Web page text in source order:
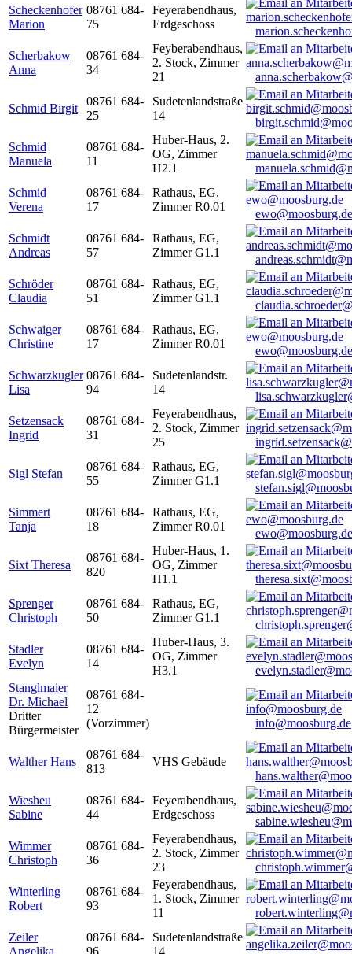
Scheckenhofer
Marion
08761 684-
75
Feyerabendhaus,
Erdgeschoss
Scherbakow
Anna
08761 684-
34
Feyberabendhaus,
2. Stock, Zimmer
21
Schmid Birgit
08761 684-
25
Sudetenlandstraße
14
Schmid
Manuela
08761 684-
11
Huber-Haus, 2.
OG, Zimmer
H2.1
Schmid
Verena
08761 684-
17
Rathaus, EG,
Zimmer R0.01
ewo@moosburg.de
Schmidt
Andreas
08761 684-
57
Rathaus, EG,
Zimmer G1.1
Schröder
Claudia
08761 684-
51
Rathaus, EG,
Zimmer G1.1
Schwaiger
Christine
08761 684-
17
Rathaus, EG,
Zimmer R0.01
ewo@moosburg.de
Schwarzkugler
Lisa
08761 684-
94
Sudetenlandstr.
14
Setzensack
Ingrid
08761 684-
31
Feyerabendhaus,
2. Stock, Zimmer
25
Sigl Stefan
08761 684-
55
Rathaus, EG,
Zimmer G1.1
Simmert
Tanja
08761 684-
18
Rathaus, EG,
Zimmer R0.01
ewo@moosburg.de
Sixt Theresa
08761 684-
820
Huber-Haus, 1.
OG, Zimmer
H1.1
Sprenger
Christoph
08761 684-
50
Rathaus, EG,
Zimmer G1.1
Stadler
Evelyn
08761 684-
14
Huber-Haus, 3.
OG, Zimmer
H3.1
Stanglmaier
Dr. Michael
Dritter
Bürgermeister
08761 684-
12
(Vorzimmer)
info@moosburg.de
Walther Hans
08761 684-
813
VHS Gebäude
Wiesheu
Sabine
08761 684-
44
Feyerabendhaus,
Erdgeschoss
Wimmer
Christoph
08761 684-
36
Feyerabendhaus,
2. Stock, Zimmer
23
Winterling
Robert
08761 684-
93
Feyerabendhaus,
1. Stock, Zimmer
11
Zeiler
Angelika
08761 684-
96
Sudetenlandstraße
14